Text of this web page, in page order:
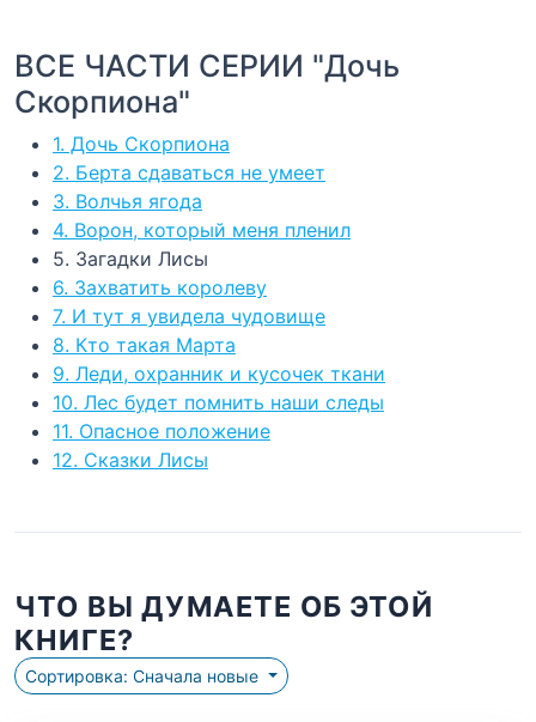
ВСЕ ЧАСТИ СЕРИИ "Дочь
Скорпиона"
1. Дочь Скорпиона
2. Берта сдаваться не умеет
3. Волчья ягода
4. Ворон, который меня пленил
5. Загадки Лисы
6. Захватить королеву
7. И тут я увидела чудовище
8. Кто такая Марта
9. Леди, охранник и кусочек ткани
10. Лес будет помнить наши следы
11. Опасное положение
12. Сказки Лисы
ЧТО ВЫ ДУМАЕТЕ ОБ ЭТОЙ
КНИГЕ?
Сортировка: Сначала новые